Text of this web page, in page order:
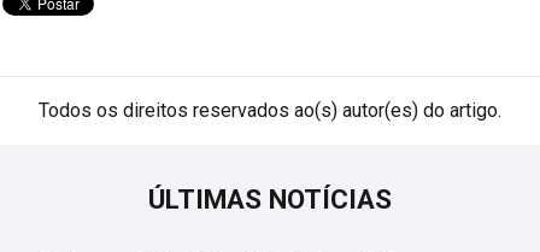
Todos os direitos reservados ao(s) autor(es) do artigo.
ÚLTIMAS NOTÍCIAS